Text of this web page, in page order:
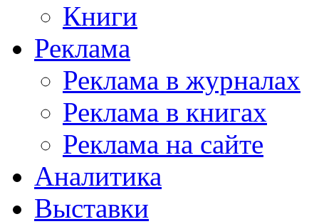
Книги
Реклама
Реклама в журналах
Реклама в книгах
Реклама на сайте
Аналитика
Выставки